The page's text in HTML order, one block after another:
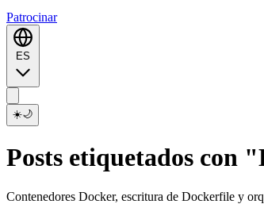
Patrocinar
☀️🌙
Posts etiquetados con
Contenedores Docker, escritura de Dockerfile y